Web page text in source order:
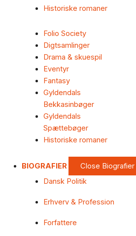
Historiske romaner
Folio Society
Digtsamlinger
Drama & skuespil
Eventyr
Fantasy
Gyldendals
Bekkasinbøger
Gyldendals
Spættebøger
Historiske romaner
BIOGRAFIER Close Biografier
Dansk Politik
Erhverv & Profession
Forfattere